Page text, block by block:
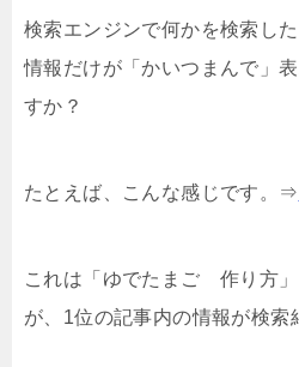
検索エンジンで何かを検索し
情報だけが 「かいつまんで」
すか？
たとえば、こんな感じです。⇒
これは「ゆでたまご 作り方
が、1位の記事内の情報が検索